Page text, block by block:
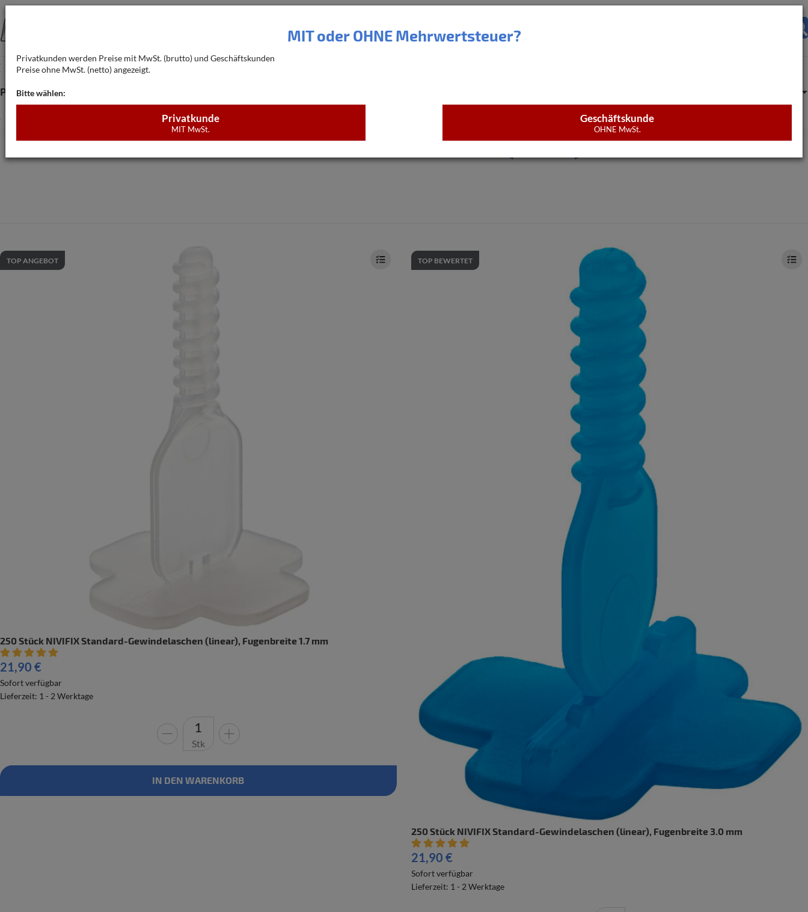
Produkte
Gewindelaschen Standard (linear)
TOP ANGEBOT
250 Stück NIVIFIX Standard-Gewindelaschen (linear), Fugenbreite 1.7 mm
Artikelbewertung: 5 von 5 Sterne
21,90 €
Sofort verfügbar
Lieferzeit: 1 - 2 Werktage
Stk
IN DEN WARENKORB
TOP BEWERTET
250 Stück NIVIFIX Standard-Gewindelaschen (linear), Fugenbreite 3.0 mm
Artikelbewertung: 5 von 5 Sterne
21,90 €
Sofort verfügbar
Lieferzeit: 1 - 2 Werktage
MIT oder OHNE Mehrwertsteuer?
Privatkunden werden Preise mit MwSt. (brutto) und Geschäftskunden
Preise ohne MwSt. (netto) angezeigt.
Bitte wählen:
Privatkunde
MIT MwSt.
Geschäftskunde
OHNE MwSt.